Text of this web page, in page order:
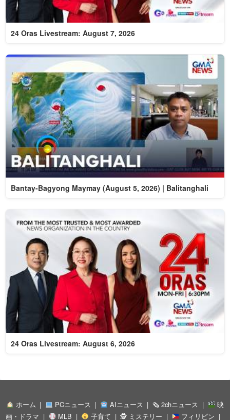
24 Oras Livestream: August 7, 2026
Bantay-Bagyong Maymay (August 5, 2026) | Balitanghali
24 Oras Livestream: August 6, 2026
ホーム PCニュース AIニュース 🗞 2chニュース
映
画・ドラマ
MLB 子育て 🕵 ミステリー フィリピン